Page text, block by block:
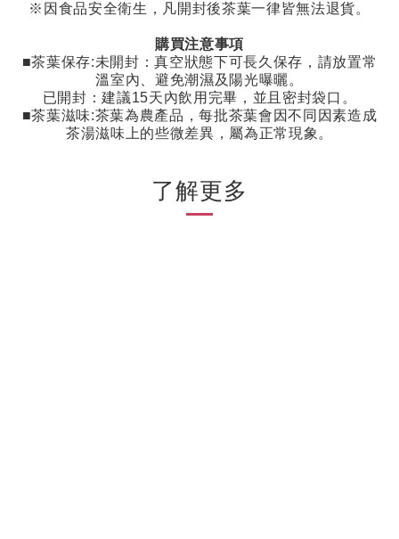
※因食品安全衛生，凡開封後茶葉一律皆無法退貨。
購買注意事項
■茶葉保存:未開封：真空狀態下可長久保存，請放置常
溫室內、避免潮濕及陽光曝曬。
已開封：建議15天內飲用完畢，並且密封袋口。
■茶葉滋味:茶葉為農產品，每批茶葉會因不同因素造成
茶湯滋味上的些微差異，屬為正常現象。
了解更多